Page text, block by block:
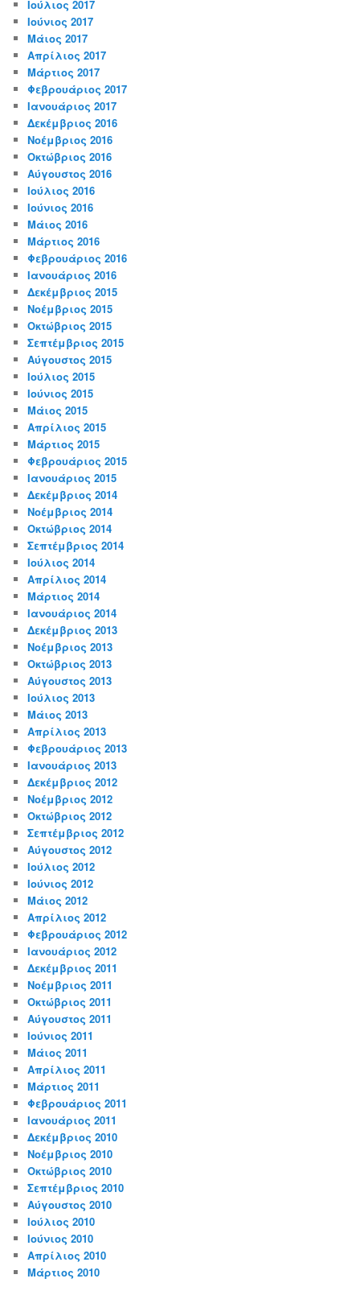
Ιούλιος 2017
Ιούνιος 2017
Μάιος 2017
Απρίλιος 2017
Μάρτιος 2017
Φεβρουάριος 2017
Ιανουάριος 2017
Δεκέμβριος 2016
Νοέμβριος 2016
Οκτώβριος 2016
Αύγουστος 2016
Ιούλιος 2016
Ιούνιος 2016
Μάιος 2016
Μάρτιος 2016
Φεβρουάριος 2016
Ιανουάριος 2016
Δεκέμβριος 2015
Νοέμβριος 2015
Οκτώβριος 2015
Σεπτέμβριος 2015
Αύγουστος 2015
Ιούλιος 2015
Ιούνιος 2015
Μάιος 2015
Απρίλιος 2015
Μάρτιος 2015
Φεβρουάριος 2015
Ιανουάριος 2015
Δεκέμβριος 2014
Νοέμβριος 2014
Οκτώβριος 2014
Σεπτέμβριος 2014
Ιούλιος 2014
Απρίλιος 2014
Μάρτιος 2014
Ιανουάριος 2014
Δεκέμβριος 2013
Νοέμβριος 2013
Οκτώβριος 2013
Αύγουστος 2013
Ιούλιος 2013
Μάιος 2013
Απρίλιος 2013
Φεβρουάριος 2013
Ιανουάριος 2013
Δεκέμβριος 2012
Νοέμβριος 2012
Οκτώβριος 2012
Σεπτέμβριος 2012
Αύγουστος 2012
Ιούλιος 2012
Ιούνιος 2012
Μάιος 2012
Απρίλιος 2012
Φεβρουάριος 2012
Ιανουάριος 2012
Δεκέμβριος 2011
Νοέμβριος 2011
Οκτώβριος 2011
Αύγουστος 2011
Ιούνιος 2011
Μάιος 2011
Απρίλιος 2011
Μάρτιος 2011
Φεβρουάριος 2011
Ιανουάριος 2011
Δεκέμβριος 2010
Νοέμβριος 2010
Οκτώβριος 2010
Σεπτέμβριος 2010
Αύγουστος 2010
Ιούλιος 2010
Ιούνιος 2010
Απρίλιος 2010
Μάρτιος 2010